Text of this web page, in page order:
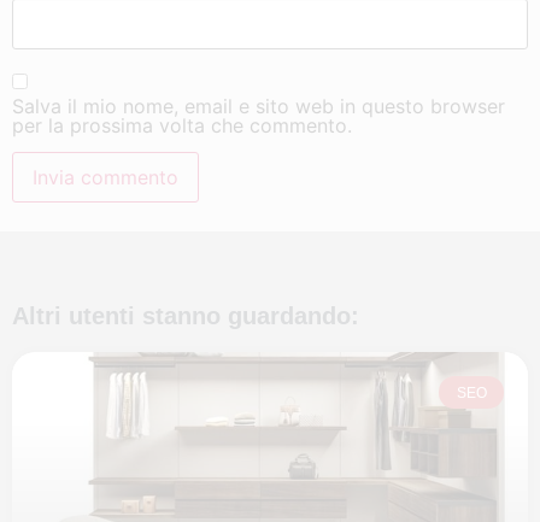
Salva il mio nome, email e sito web in questo browser
per la prossima volta che commento.
Altri utenti stanno guardando:
SEO